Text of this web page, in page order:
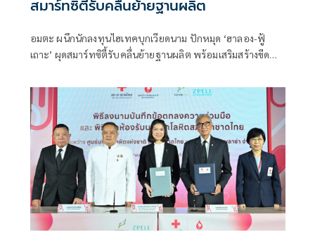
สมาร์ทซิตี้รับคลื่นย้ายฐานผลิต
อมตะ ผนึกนักลงทุนไฮเทคบุกเวียดนาม ปักหมุด ‘ฮาลอง-ฟู้
เถาะ’ ผุดสมาร์ทซิตี้รับคลื่นย้ายฐานผลิต พร้อมเสริมสร้างขีด
เศรษฐกิจอย่างยั่งยืนในระยะยาว